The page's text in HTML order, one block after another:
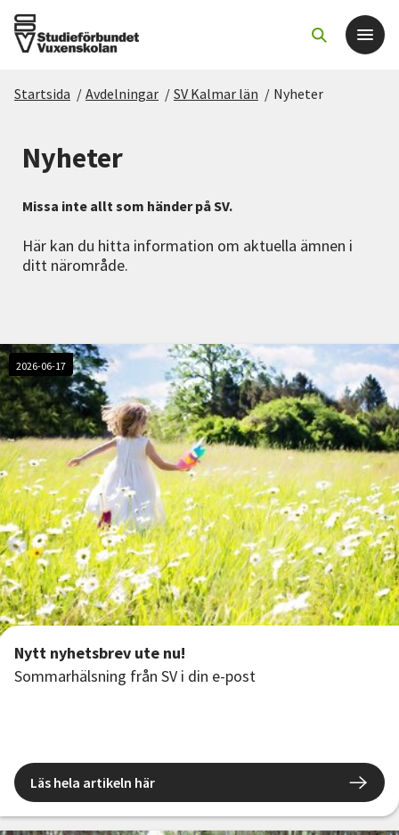
För dig som
Sök kurser och evenemang
Om SV
Cirkelledare
Nyheter
Avdelningar
Lyssna
Startsida / Avdelningar / SV Kalmar län / Nyheter
Nyheter
Missa inte allt som händer på SV.
Här kan du hitta information om aktuella ämnen i
ditt närområde.
2026-06-17
Nytt nyhetsbrev ute nu!
Sommarhälsning från SV i din e-post
Läs hela artikeln här